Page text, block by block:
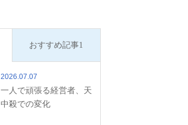
おすすめ記事1
2026.07.07
一人で頑張る経営者、天
中殺での変化